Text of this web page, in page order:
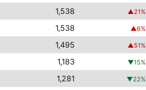
1,538 ▲21%
1,538 ▲6%
1,495 ▲51%
1,183 ▼15%
1,281 ▼22%